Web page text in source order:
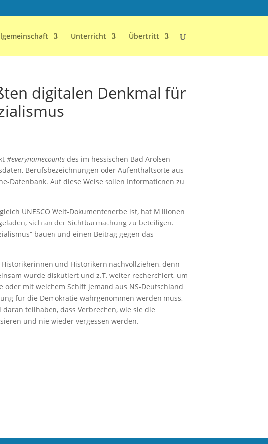
Unterricht Übertritt
digitalen Denkmal für
#everynamecounts des im hessischen Bad Arolsen
Berufsbezeichnungen oder Aufenthaltsorte aus
Datenbank. Auf diese Weise sollen Informationen zu
UNESCO Welt-Dokumentenerbe ist, hat Millionen
sich an der Sichtbarmachung zu beteiligen.
bauen und einen Beitrag gegen das
und Historikern nachvollziehen, denn
wurde diskutiert und z.T. weiter recherchiert, um
mit welchem Schiff jemand aus NS-Deutschland
für die Demokratie wahrgenommen werden muss,
teilhaben, dass Verbrechen, wie sie die
und nie wieder vergessen werden.